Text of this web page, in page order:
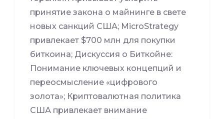
принятие закона о майнинге в свете
новых санкций США; MicroStrategy
привлекает $700 млн для покупки
биткоина; Дискуссия о Биткойне:
Понимание ключевых концепций и
переосмысление «цифрового
золота»; Криптовалютная политика
США привлекает внимание